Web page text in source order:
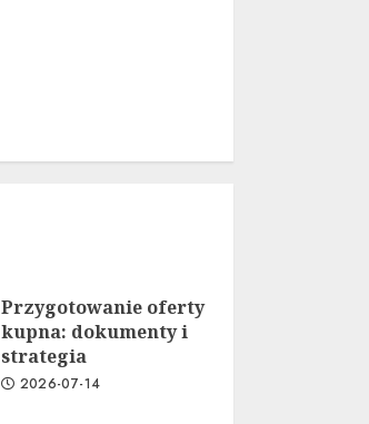
Przygotowanie oferty
kupna: dokumenty i
strategia
2026-07-14